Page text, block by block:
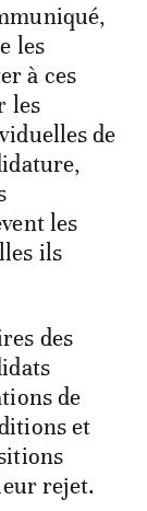
les
à ces
les
de
les
ils
des
de
et
rejet.